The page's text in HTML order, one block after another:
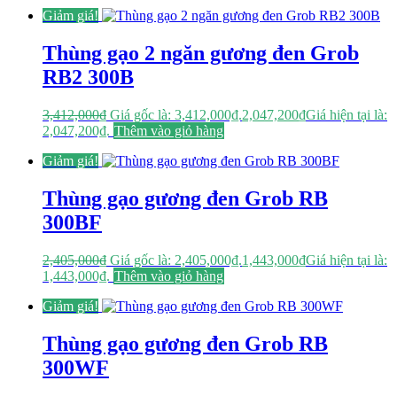
Giảm giá!
Thùng gạo 2 ngăn gương đen Grob
RB2 300B
3,412,000₫ Giá gốc là: 3,412,000₫.2,047,200₫Giá hiện tại là:
2,047,200₫. Thêm vào giỏ hàng
Giảm giá!
Thùng gạo gương đen Grob RB
300BF
2,405,000₫ Giá gốc là: 2,405,000₫.1,443,000₫Giá hiện tại là:
1,443,000₫. Thêm vào giỏ hàng
Giảm giá!
Thùng gạo gương đen Grob RB
300WF